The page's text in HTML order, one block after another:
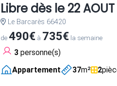
Libre dès le 22
Le Barcarès 66420
de490€à 735€la semaine
3personne(s)
Appartement
37m² 2